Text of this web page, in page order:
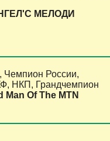
МЕЛОДИ
Чемпион России,
НКП, Грандчемпион
Man Of The MTN